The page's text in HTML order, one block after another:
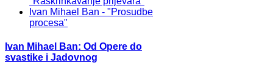
Ivan Mihael Ban - "Prosudbe
procesa"
Ivan Mihael Ban: Od Opere do
svastike i Jadovnog